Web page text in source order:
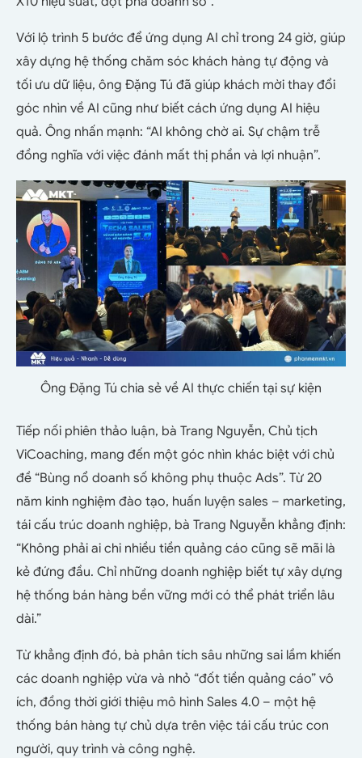
Với lộ trình 5 bước để ứng dụng AI chỉ trong 24 giờ, giúp
xây dựng hệ thống chăm sóc khách hàng tự động và
tối ưu dữ liệu, ông Đặng Tú đã giúp khách mời thay đổi
góc nhìn về AI cũng như biết cách ứng dụng AI hiệu
quả. Ông nhấn mạnh: “AI không chờ ai. Sự chậm trễ
đồng nghĩa với việc đánh mất thị phần và lợi nhuận”.
Ông Đặng Tú chia sẻ về AI thực chiến tại sự kiện
Tiếp nối phiên thảo luận, bà Trang Nguyễn, Chủ tịch
ViCoaching, mang đến một góc nhìn khác biệt với chủ
đề “Bùng nổ doanh số không phụ thuộc Ads”. Từ 20
năm kinh nghiệm đào tạo, huấn luyện sales – marketing,
tái cấu trúc doanh nghiệp, bà Trang Nguyễn khẳng định:
“Không phải ai chi nhiều tiền quảng cáo cũng sẽ mãi là
kẻ đứng đầu. Chỉ những doanh nghiệp biết tự xây dựng
hệ thống bán hàng bền vững mới có thể phát triển lâu
dài.”
Từ khẳng định đó, bà phân tích sâu những sai lầm khiến
các doanh nghiệp vừa và nhỏ “đốt tiền quảng cáo” vô
ích, đồng thời giới thiệu mô hình Sales 4.0 – một hệ
thống bán hàng tự chủ dựa trên việc tái cấu trúc con
người, quy trình và công nghệ.